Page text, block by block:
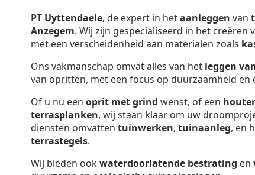
PT Uyttendaele, de expert in hetaanleggen van
Anzegem. Wij zijn gespecialiseerd in het creëren
met een verscheidenheid aan materialen zoals
Ons vakmanschap omvat alles van het leggen
van opritten, met een focus op duurzaamheid en
Of u nu een oprit met grind wenst, of een
terrasplanken, wij staan klaar om uw
diensten omvatten tuinwerken, tuinaanleg, en
terrastegels.
Wij bieden ookwaterdoorlatende bestrating en